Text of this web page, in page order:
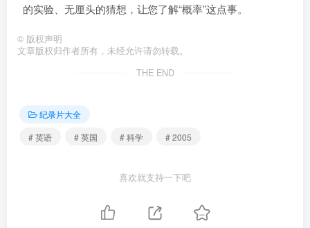
的实验、无厘头的猜想，让您了解“概率”这点事。
© 版权声明
文章版权归作者所有，未经允许请勿转载。
THE END
纪录片大全
# 英语
# 英国 # 科学 # 2005
喜欢就支持一下吧